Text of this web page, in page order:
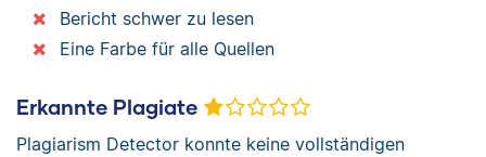
Bericht schwer zu lesen
Eine Farbe für alle Quellen
Erkannte Plagiate
Plagiarism Detector konnte keine vollständigen